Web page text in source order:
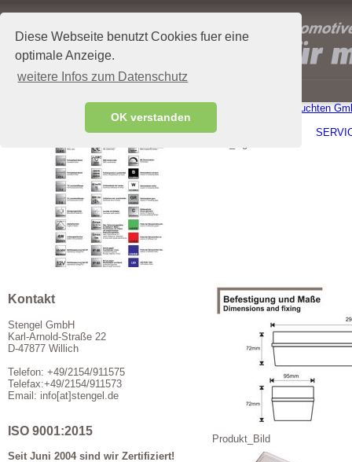
Diese Webseite benutzt Cookies fuer eine
optimale Anzeige.
weitere Infos zum Datenschutz
OK verstanden
STENGEL GMBH AKTUELLES
Kontakt
Stengel GmbH
Karl-Arnold-Straße 22
D-47877 Willich
Telefon: +49/2154/911575
Telefax:+49/2154/911573
Email: info[at]stengel.de
ISO 9001:2015
Seit Juni 2004 sind wir Zertifiziert!
Stengel Fahrzeugleuchten
FR LED
Produkt_Bild